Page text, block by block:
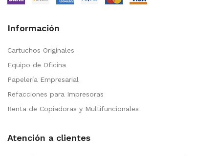
Información
Cartuchos Originales
Equipo de Oficina
Papelería Empresarial
Refacciones para Impresoras
Renta de Copiadoras y Multifuncionales
Atención a clientes